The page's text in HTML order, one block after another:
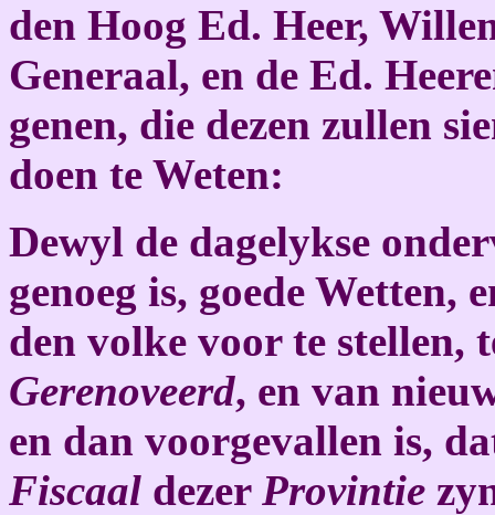
den Hoog Ed. Heer,
Generaal, en de Ed.
genen, die dezen zullen
doen te Weten:
Dewyl de dagelykse
genoeg is, goede Wetten,
den volke voor te stellen,
Gerenoveerd, en van
en dan voorgevallen is,
Fiscaal dezer Provintie